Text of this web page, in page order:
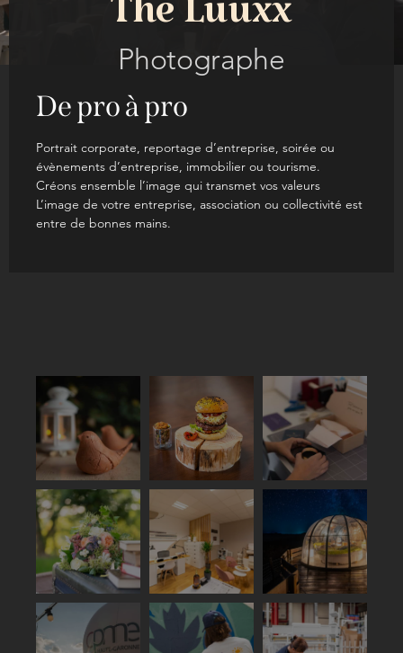
The Luuxx
Photographe
De pro à pro
Portrait corporate, reportage d’entreprise, soirée ou
évènements d’entreprise, immobilier ou tourisme.
Créons ensemble l’image qui transmet vos valeurs
L’image de votre entreprise, association ou collectivité est
entre de bonnes mains.